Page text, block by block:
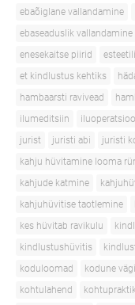
ebaõiglane vallandamine
ebaseaduslik vallandamine
enesekaitse piirid
et kindlustus kehtiks
hambaarsti ravivead
ilumeditsiin
jurist
juristi abi juristi
kahju hüvitamine looma
kahjude katmine
kahjuhüvitise taotlemine
kes hüvitab ravikulu
kindlustushüvitis
koduloomad
kodune
kohtulahend